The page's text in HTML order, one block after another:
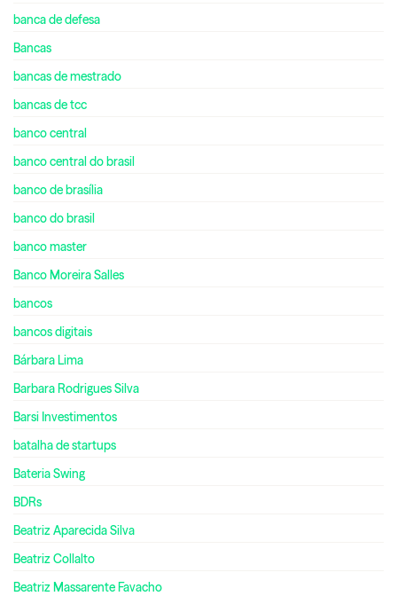
banca de defesa
Bancas
bancas de mestrado
bancas de tcc
banco central
banco central do brasil
banco de brasília
banco do brasil
banco master
Banco Moreira Salles
bancos
bancos digitais
Bárbara Lima
Barbara Rodrigues Silva
Barsi Investimentos
batalha de startups
Bateria Swing
BDRs
Beatriz Aparecida Silva
Beatriz Collalto
Beatriz Massarente Favacho